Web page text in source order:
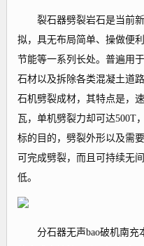
裂石器劈裂岩石是当前新
拟，具无布局简单、操做便
节能等一系列长处。普遍用
石材以及拆除各类混凝土道
石机劈裂成材，其特点是，
瓦，单机劈裂力却可达500T
标的目的，劈裂外形以及需
可完成劈裂，而且可持续无
低。
分石器无声bao破机南充